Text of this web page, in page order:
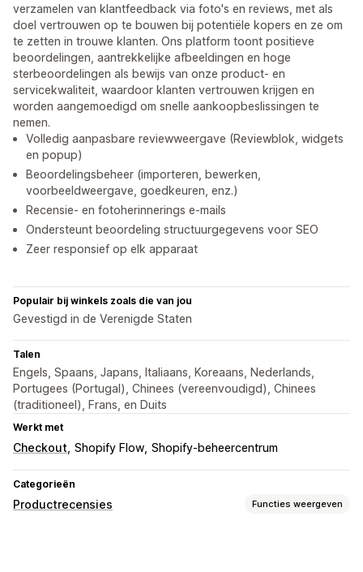
verzamelen van klantfeedback via foto's en reviews, met als
doel vertrouwen op te bouwen bij potentiële kopers en ze om
te zetten in trouwe klanten. Ons platform toont positieve
beoordelingen, aantrekkelijke afbeeldingen en hoge
sterbeoordelingen als bewijs van onze product- en
servicekwaliteit, waardoor klanten vertrouwen krijgen en
worden aangemoedigd om snelle aankoopbeslissingen te
nemen.
Volledig aanpasbare reviewweergave (Reviewblok, widgets
en popup)
Beoordelingsbeheer (importeren, bewerken,
voorbeeldweergave, goedkeuren, enz.)
Recensie- en fotoherinnerings e-mails
Ondersteunt beoordeling structuurgegevens voor SEO
Zeer responsief op elk apparaat
Populair bij winkels zoals die van jou
Gevestigd in de Verenigde Staten
Talen
Engels, Spaans, Japans, Italiaans, Koreaans, Nederlands,
Portugees (Portugal), Chinees (vereenvoudigd), Chinees
(traditioneel), Frans, en Duits
Werkt met
Checkout Shopify Flow Shopify-beheercentrum
Categorieën
Productrecensies Functies weergeven